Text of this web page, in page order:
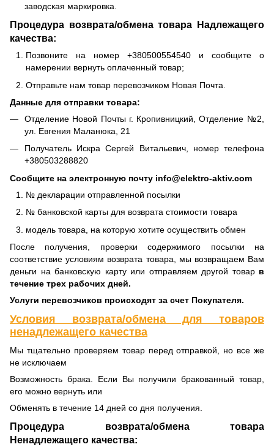
заводская маркировка.
Процедура возврата/обмена товара Надлежащего
качества:
Позвоните на номер +380500554540 и сообщите о
намерении вернуть оплаченный товар;
Отправьте нам товар перевозчиком Новая Почта.
Данные для отправки товара:
Отделение Новой Почты г. Кропивницкий, Отделение №2,
ул. Евгения Маланюка, 21
Получатель Искра Сергей Витальевич, номер телефона
+380503288820
Сообщите на электронную почту info@elektro-aktiv.com
№ декларации отправленной посылки
№ банковской карты для возврата стоимости товара
модель товара, на которую хотите осуществить обмен
После получения, проверки содержимого посылки на
соответствие условиям возврата товара, мы возвращаем Вам
деньги на банковскую карту или отправляем другой товар в
течение трех рабочих дней.
Услуги перевозчиков происходят за счет Покупателя.
Условия возврата/обмена для товаров
ненадлежащего качества
Мы тщательно проверяем товар перед отправкой, но все же
не исключаем
Возможность брака. Если Вы получили бракованный товар,
его можно вернуть или
Обменять в течение 14 дней со дня получения.
Процедура возврата/обмена товара
Ненадлежащего качества: